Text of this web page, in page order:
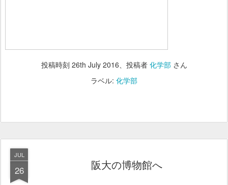
投稿時刻 26th July 2016、投稿者 化学部さん
ラベル: 化学部
JUL
26 阪大の博物館へ